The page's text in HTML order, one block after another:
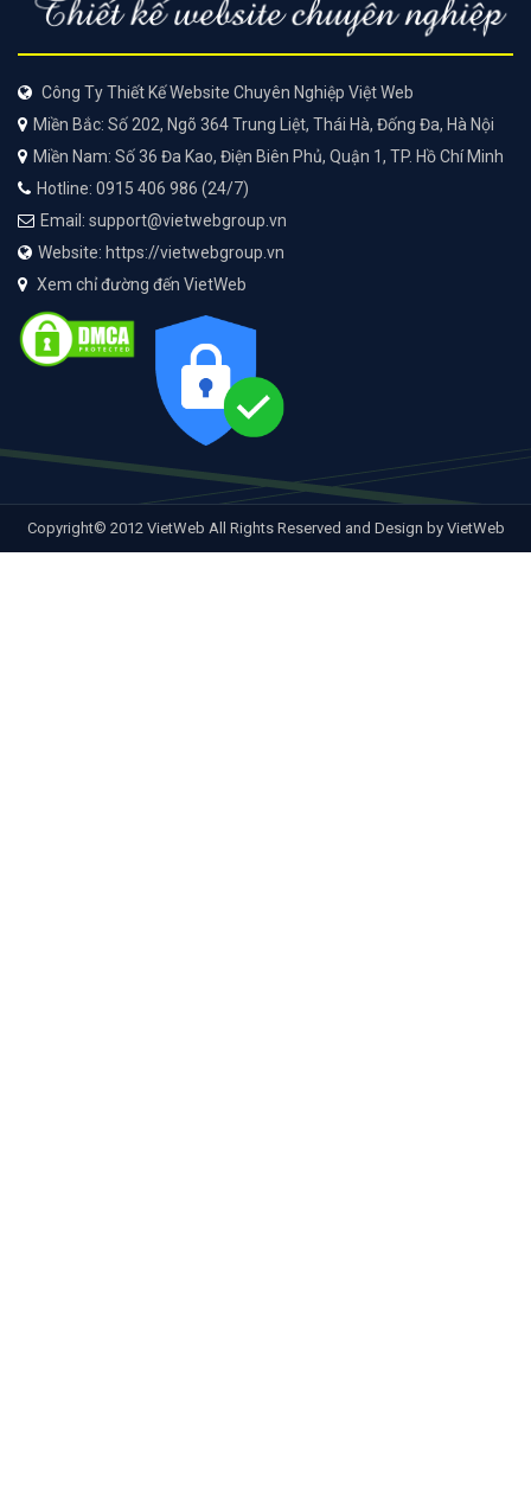
Công Ty Thiết Kế Website Chuyên Nghiệp Việt Web
Miền Bắc: Số 202, Ngõ 364 Trung Liệt, Thái Hà, Đống Đa, Hà Nội
Miền Nam: Số 36 Đa Kao, Điện Biên Phủ, Quận 1, TP. Hồ Chí Minh
Hotline: 0915 406 986 (24/7)
Email: support@vietwebgroup.vn
Website: https://vietwebgroup.vn
Xem chỉ đường đến VietWeb
Copyright© 2012 VietWeb All Rights Reserved and Design by VietWeb